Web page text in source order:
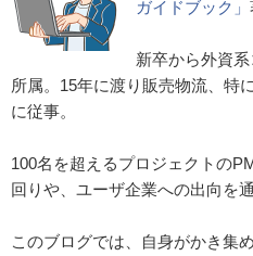
ガイドブック」
新卒から外資
所属。15年に渡り販売物流、特
に従事。
100名を超えるプロジェクトの
回りや、ユーザ企業への出向を
このブログでは、自身がかき集